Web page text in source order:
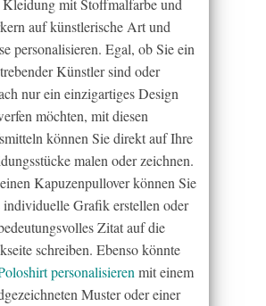
mit Stoffmalfarbe und
auf künstlerische Art und
personalisieren. Egal, ob Sie ein
Künstler sind oder
nur ein einzigartiges Design
möchten, mit diesen
können Sie direkt auf Ihre
malen oder zeichnen.
Kapuzenpullover können Sie
individuelle Grafik erstellen oder
Zitat auf die
schreiben. Ebenso könnte
personalisieren mit einem
Muster oder einer